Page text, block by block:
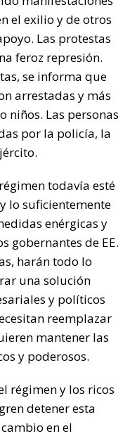
el exilio y de otros
Las protestas
feroz represión.
se informa que
arrestadas y más
niños. Las personas
por la policía, la
todavía esté
lo suficientemente
enérgicas y
gobernantes de EE.
harán todo lo
una solución
y políticos
reemplazar
mantener las
y poderosos.
régimen y los ricos
detener esta
en el